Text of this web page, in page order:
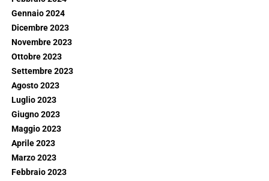
Gennaio 2024
Dicembre 2023
Novembre 2023
Ottobre 2023
Settembre 2023
Agosto 2023
Luglio 2023
Giugno 2023
Maggio 2023
Aprile 2023
Marzo 2023
Febbraio 2023